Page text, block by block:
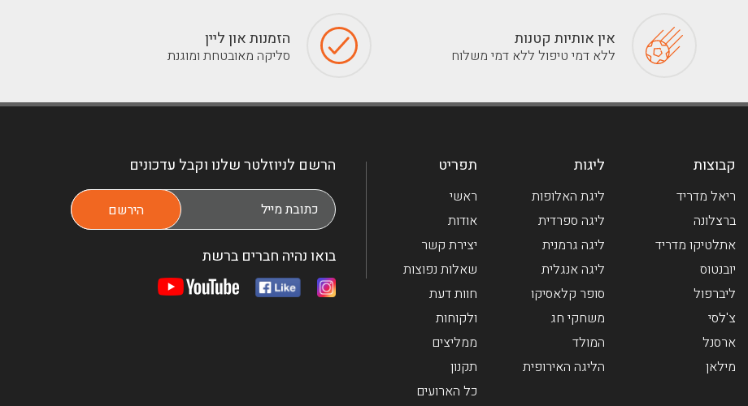
אין אותיות קטנות
ללא דמי טיפול ללא דמי משלוח
הזמנות און ליין
סליקה מאובטחת ומוגנת
קבוצות
ריאל מדריד
ברצלונה
אתלטיקו מדריד
יובנטוס
ליברפול
צ'לסי
ארסנל
מילאן
ליגות
ליגת האלופות
ליגה ספרדית
ליגה גרמנית
ליגה אנגלית
סופר קלאסיקו
משחקי חג
המולד
הליגה האירופית
תפריט
ראשי
אודות
יצירת קשר
שאלות נפוצות
חוות דעת
ולקוחות
ממליצים
תקנון
כל הארועים
הרשם לניוזלטר שלנו וקבל עדכונים
בואו נהיה חברים ברשת